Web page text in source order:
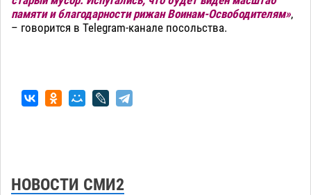
памяти и благодарности рижан Воинам-Освободителям»,
– говорится в Telegram-канале посольства.
НОВОСТИ СМИ2